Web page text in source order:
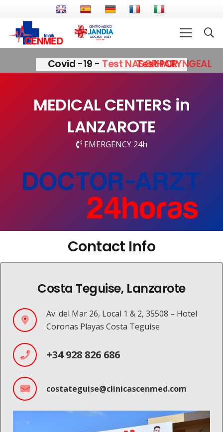
Covid -19 -Test NASOPHARYNGEAL
MEDICAL CENTERS in
LANZAROTE
EMERGENCY 24h
Contact Info
Costa Teguise, Lanzarote
Av. del Mar 26, Local 1 & 2, 35508 – Hotel
Coronas Playas Costa Teguise
+34 928 826 686
costateguise@clinicascenmed.com